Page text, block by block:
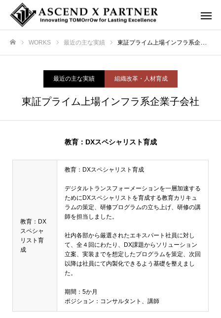
WORKS 最近の主な実績 東証プライム上場インフラ系企業子会社
最近の主な実績 組織改革・人材育成
東証プライム上場インフラ系企業子会社
教育：DXスペシャリスト育成
教育：DX
スペシャ
リスト育
成
教育：DXスペシャリスト育成
デジタルトランスフォーメーションを一層加速する
ためにDXスペシャリストを育成する教育カリキュ
ラムの策定、研修プログラムの立ち上げ、研修の講
師を担当しました。
社内各部から厳選されたエキスパート社員に対し
て、全４回にわたり、DX課題からソリューション
立案、実装までを想定したプログラムを策定、次回
以降は社員にて内製化できるよう基礎を整えまし
た。
期間：5か月
ポジション：コンサルタント、講師